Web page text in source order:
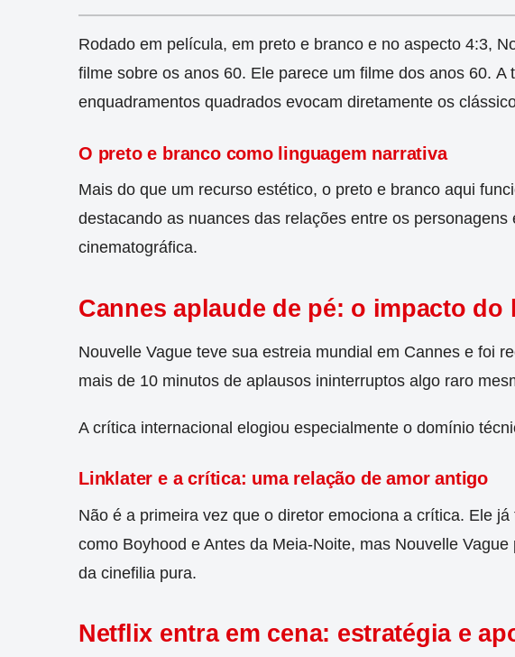
Rodado em película, em preto e branco e no aspecto 4:3,
filme sobre os anos 60. Ele parece um filme dos anos 60. A
enquadramentos quadrados evocam diretamente os
O preto e branco como linguagem narrativa
Mais do que um recurso estético, o preto e branco aqui
destacando as nuances das relações entre os
cinematográfica.
Cannes aplaude de pé: o impacto do
Nouvelle Vague teve sua estreia mundial em Cannes e foi
mais de 10 minutos de aplausos ininterruptos algo raro
A crítica internacional elogiou especialmente o domínio
Linklater e a crítica: uma relação de amor antigo
Não é a primeira vez que o diretor emociona a crítica. Ele
como Boyhood e Antes da Meia-Noite, mas Nouvelle
da cinefilia pura.
Netflix entra em cena: estratégia e